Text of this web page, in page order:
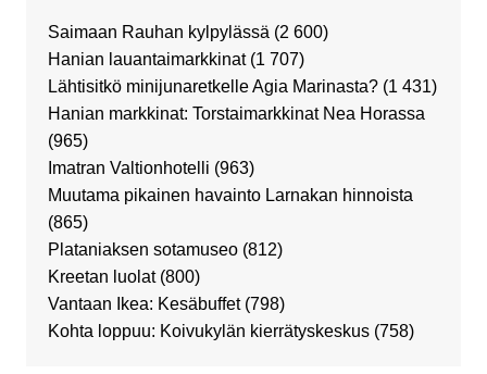
Saimaan Rauhan kylpylässä (2 600)
Hanian lauantaimarkkinat (1 707)
Lähtisitkö minijunaretkelle Agia Marinasta? (1 431)
Hanian markkinat: Torstaimarkkinat Nea Horassa
(965)
Imatran Valtionhotelli (963)
Muutama pikainen havainto Larnakan hinnoista
(865)
Plataniaksen sotamuseo (812)
Kreetan luolat (800)
Vantaan Ikea: Kesäbuffet (798)
Kohta loppuu: Koivukylän kierrätyskeskus (758)